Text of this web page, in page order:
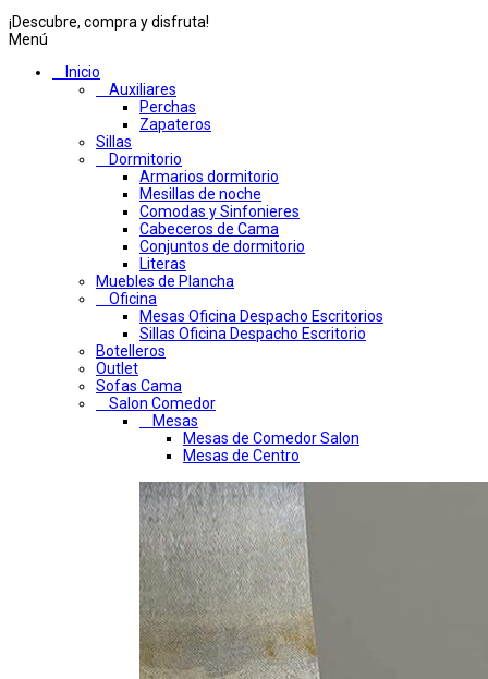
¡Descubre, compra y disfruta!
Menú
Inicio
Auxiliares
Perchas
Zapateros
Sillas
Dormitorio
Armarios dormitorio
Mesillas de noche
Comodas y Sinfonieres
Cabeceros de Cama
Conjuntos de dormitorio
Literas
Muebles de Plancha
Oficina
Mesas Oficina Despacho Escritorios
Sillas Oficina Despacho Escritorio
Botelleros
Outlet
Sofas Cama
Salon Comedor
Mesas
Mesas de Comedor Salon
Mesas de Centro